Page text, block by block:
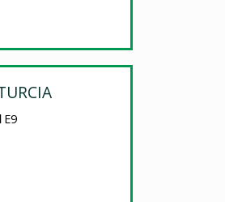
E9